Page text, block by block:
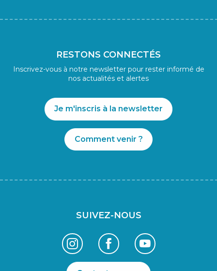
RESTONS CONNECTÉS
Inscrivez-vous à notre newsletter pour rester informé de
nos actualités et alertes
Je m'inscris à la newsletter
Comment venir ?
SUIVEZ-NOUS